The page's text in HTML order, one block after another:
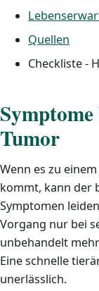
Quellen
Checkliste -
Tumor
Wenn es zu
kommt, kann der
Symptomen
Vorgang nur bei
unbehandelt
Eine schnelle
unerlässlich.